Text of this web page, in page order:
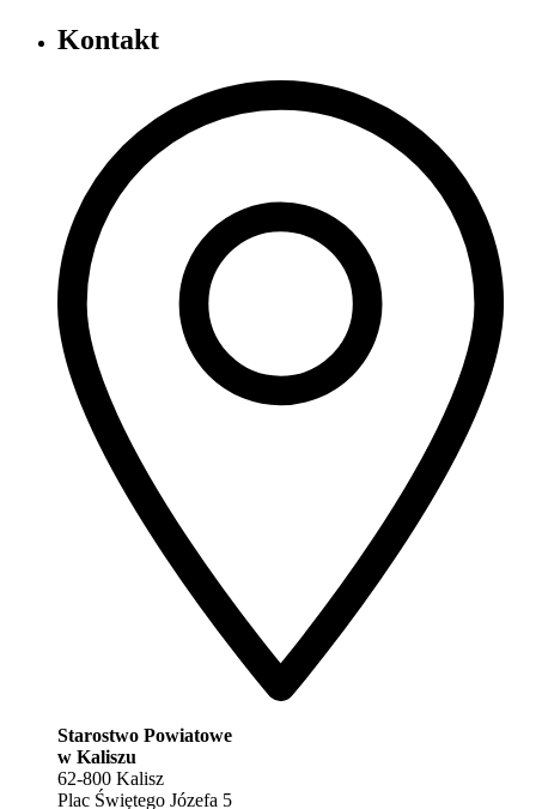
Kontakt
Starostwo Powiatowe
w Kaliszu
62-800 Kalisz
Plac Świętego Józefa 5